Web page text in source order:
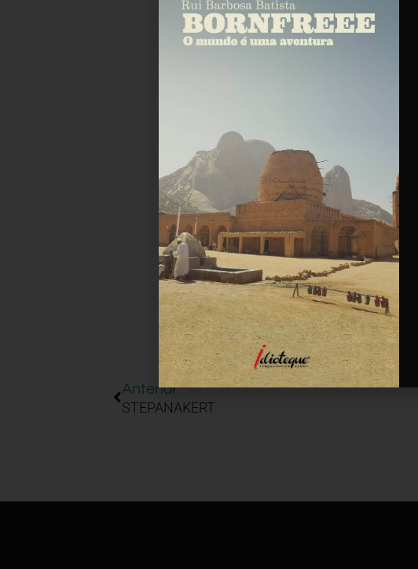
Anterior
STEPANAKERT